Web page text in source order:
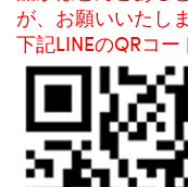
が、お願いいたし
下記LINEのQRコ